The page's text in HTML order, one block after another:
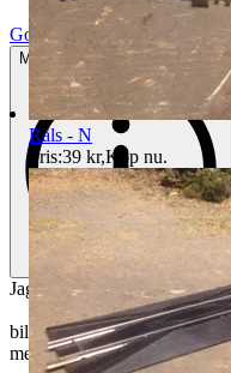
Gott använt skick
Mindre tecken på användning
Jag säljer:
bil - Rietze
med o monterade delar
Räls - N
Pris:39 kr,Köp nu.